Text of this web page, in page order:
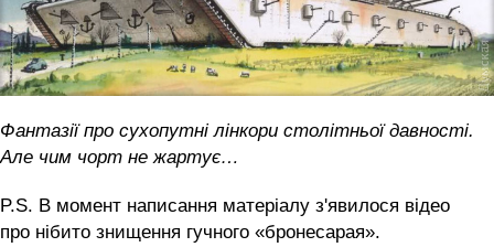
Фантазії про сухопутні лінкори столітньої давності.
Але чим чорт не жартує…
P.S. В момент написання матеріалу з'явилося відео
про нібито знищення гучного «бронесарая».